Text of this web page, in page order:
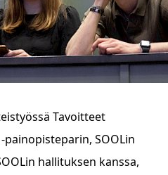
Tavoitteet
SOOLin
hallituksen kanssa,